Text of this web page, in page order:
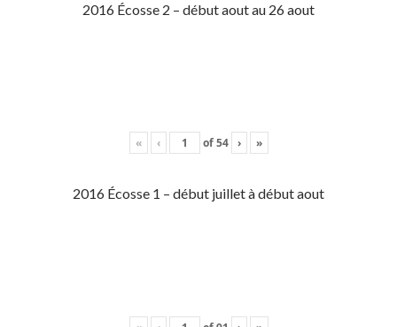
2016 Écosse 2 – début aout au 26 aout
« ‹ of54 › »
2016 Écosse 1 – début juillet à début aout